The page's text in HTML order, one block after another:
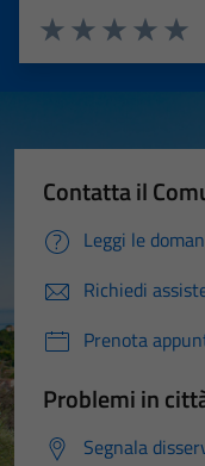
Valuta 4
Valuta 3
Valuta 2 stelle
Valuta 1 stelle su 5
Contatta il
Leggi le
Richiedi
Prenota
Problemi in
Segnala